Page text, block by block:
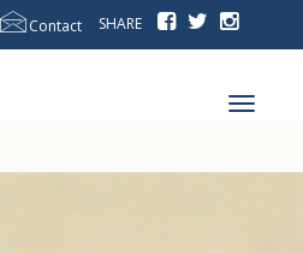
Contact SHARE
Toggle